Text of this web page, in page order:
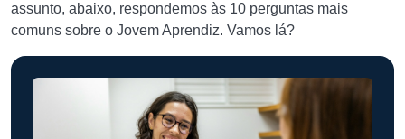
assunto, abaixo, respondemos às 10 perguntas mais
comuns sobre o Jovem Aprendiz. Vamos lá?